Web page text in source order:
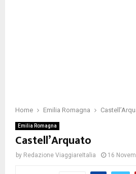
Home Emilia Romagna
Emilia Romagna
Castell’Arquato
by Redazione ViaggiareItalia 16